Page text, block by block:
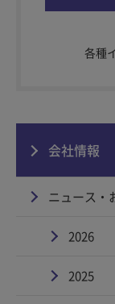
各種
会社情報
ニュース・
2026
2025